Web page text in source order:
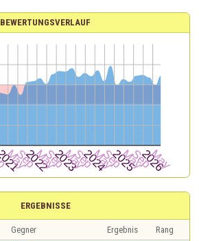
BEWERTUNGSVERLAUF
ERGEBNISSE
Gegner Ergebnis
Rang